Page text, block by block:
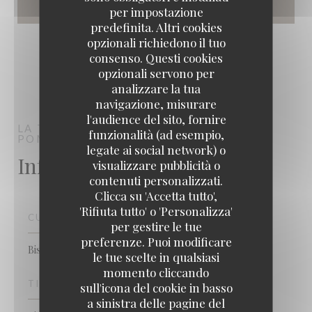
per impostazione
predefinita. Altri cookies
opzionali richiedono il tuo
consenso. Questi cookies
opzionali servono per
analizzare la tua
navigazione, misurare
l'audience del sito, fornire
funzionalità (ad esempio,
legate ai social network) o
visualizzare pubblicità o
contenuti personalizzati.
Clicca su 'Accetta tutto',
'Rifiuta tutto' o 'Personalizza'
per gestire le tue
preferenze. Puoi modificare
le tue scelte in qualsiasi
momento cliccando
sull'icona del cookie in basso
a sinistra delle pagine del
LA TABLE DE CATUSSEAUBISTRONOMIE
POMEROL
Informazioni pratiche
CUCINA
Bistronomique
TIPOLOGIA
LA TABLE DE CATUSSEAU